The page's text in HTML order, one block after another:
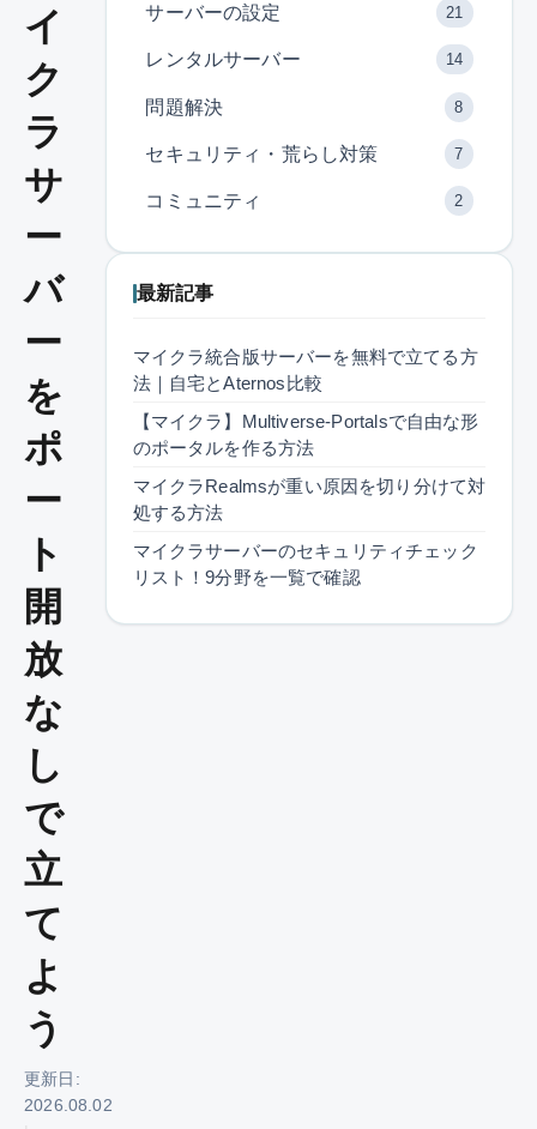
イ
ク
ラ
サ
ー
バ
ー
を
ポ
ー
ト
開
放
な
し
で
立
て
よ
う
更新日:
2026.08.02
サーバーの設定 21
レンタルサーバー 14
問題解決 8
セキュリティ・荒らし対策 7
コミュニティ 2
最新記事
マイクラ統合版サーバーを無料で立てる方
法｜自宅とAternos比較
【マイクラ】Multiverse-Portalsで自由な形
のポータルを作る方法
マイクラRealmsが重い原因を切り分けて対
処する方法
マイクラサーバーのセキュリティチェック
リスト！9分野を一覧で確認